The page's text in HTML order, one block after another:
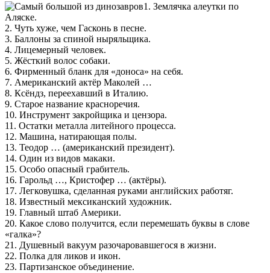
1. Землячка алеутки по
Аляске.
2. Чуть хуже, чем Гасконь в песне.
3. Баллоны за спиной ныряльщика.
4. Лицемерный человек.
5. Жёсткий волос собаки.
6. Фирменный бланк для «доноса» на себя.
7. Американский актёр Маколей …
8. Ксёндз, переехавший в Италию.
9. Старое название красноречия.
10. Инструмент закройщика и цензора.
11. Остатки металла литейного процесса.
12. Машина, натирающая полы.
13. Теодор … (американский президент).
14. Один из видов макаки.
15. Особо опасный грабитель.
16. Гарольд …, Кристофер … (актёры).
17. Легковушка, сделанная руками английских работяг.
18. Известный мексиканский художник.
19. Главный штаб Америки.
20. Какое слово получится, если перемешать буквы в слове
«галка»?
21. Душевный вакуум разочаровавшегося в жизни.
22. Полка для ликов и икон.
23. Партизанское объединение.